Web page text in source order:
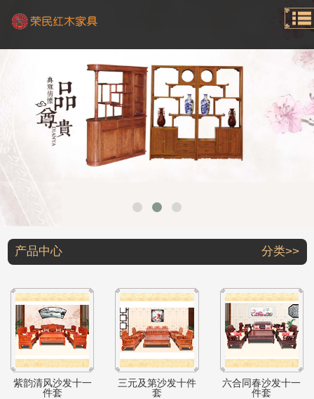
产品中心 分类>>
紫韵清风沙发十一
件套
三元及第沙发十件
套
六合同春沙发十一
件套